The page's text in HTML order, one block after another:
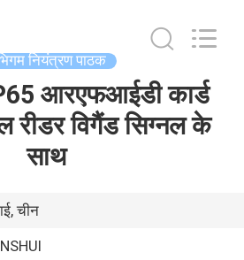
नियंत्रण पाठक
आरएफआईडी कार्ड
रीडर विगैंड सिग्नल के
साथ
चीन